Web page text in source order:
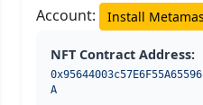
Account: Install
NFT Contract Address:
A